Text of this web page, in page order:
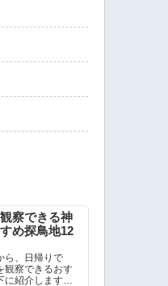
察できる神
め探鳥地12
ら、日帰りで
観察できるおす
紹介します。